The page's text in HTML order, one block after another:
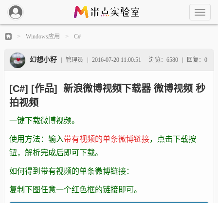
> Windows应用 > C#
幻想小籽 管理员 2016-07-20 11:00:51 浏览：6580 回复：0
[C#] [作品] 新浪微博视频下载器 微博视频 秒
拍视频
一键下载微博视频。
使用方法：输入带有视频的单条微博链接，点击下载按
钮，解析完成后即可下载。
如何得到 带有视频的单条微博链接：
复制下图任意一个红色框的链接即可。